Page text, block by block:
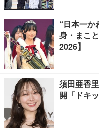
“日本一か
身・まこ
2026】
須田亜香
開「ドキ